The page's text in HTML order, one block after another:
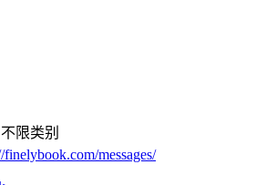
限类别
finelybook.com/messages/